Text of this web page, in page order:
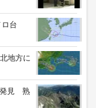
ロ台
地方に
発見 熟